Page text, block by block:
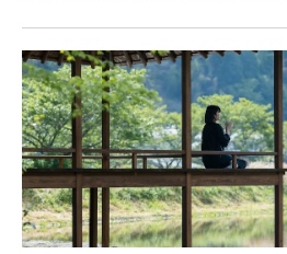
「冬季樱花灯光秀」。